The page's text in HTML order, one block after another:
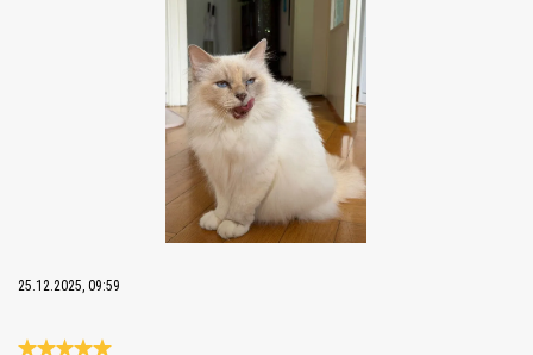
25.12.2025, 09:59